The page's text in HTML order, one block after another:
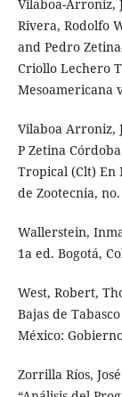
Vilaboa-Arroniz,
Rivera, Rodolfo
and Pedro
Criollo Lechero
Mesoamericana
Vilaboa Arroniz,
P Zetina
Tropical (Clt) En
de Zootecnia,
Wallerstein,
1a ed. Bogotá,
West, Robert,
Bajas de
México:
Zorrilla Ríos,